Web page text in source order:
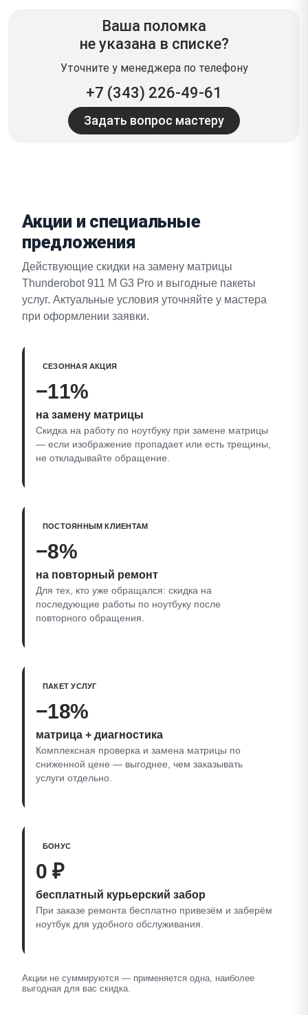
Ваша поломка
не указана в списке?
Уточните у менеджера по телефону
+7 (343) 226-49-61
Задать вопрос мастеру
Акции и специальные
предложения
Действующие скидки на замену матрицы
Thunderobot 911 M G3 Pro и выгодные пакеты
услуг. Актуальные условия уточняйте у мастера
при оформлении заявки.
СЕЗОННАЯ АКЦИЯ
−11%
на замену матрицы
Скидка на работу по ноутбуку при замене матрицы
— если изображение пропадает или есть трещины,
не откладывайте обращение.
ПОСТОЯННЫМ КЛИЕНТАМ
−8%
на повторный ремонт
Для тех, кто уже обращался: скидка на
последующие работы по ноутбуку после
повторного обращения.
ПАКЕТ УСЛУГ
−18%
матрица + диагностика
Комплексная проверка и замена матрицы по
сниженной цене — выгоднее, чем заказывать
услуги отдельно.
БОНУС
0 ₽
бесплатный курьерский забор
При заказе ремонта бесплатно привезём и заберём
ноутбук для удобного обслуживания.
Акции не суммируются — применяется одна, наиболее
выгодная для вас скидка.